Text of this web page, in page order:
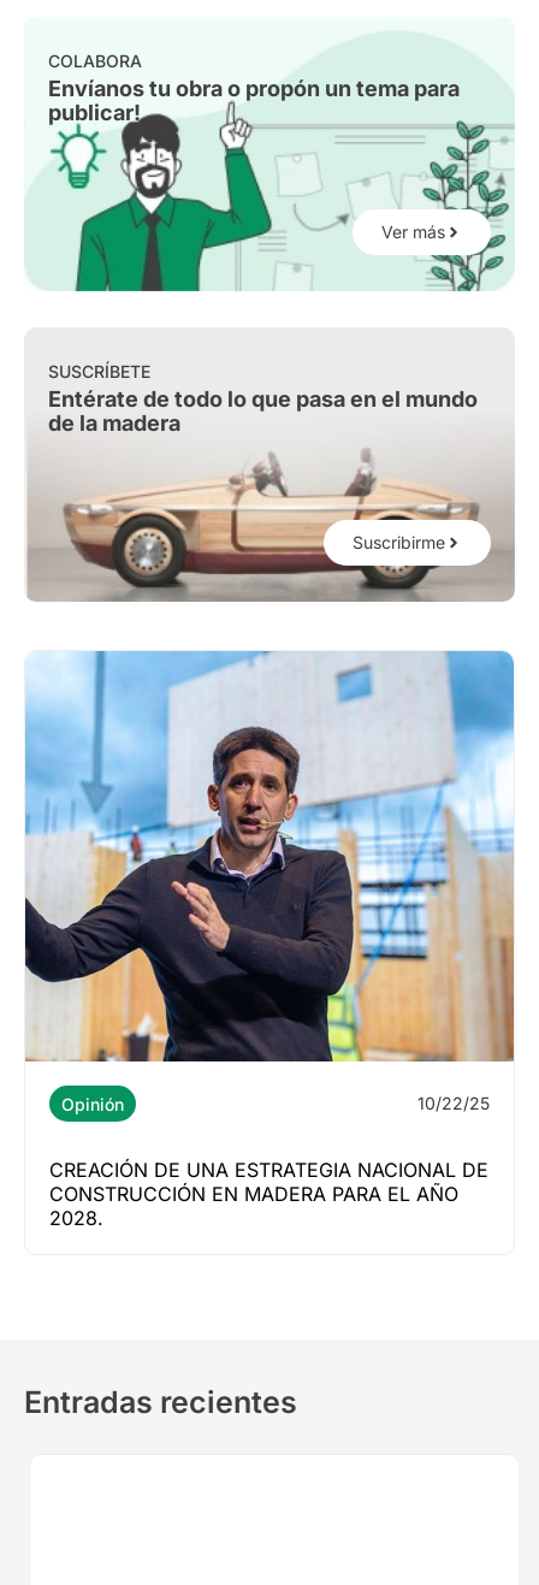
COLABORA
Envíanos tu obra o propón un tema para
publicar!
Ver más
SUSCRÍBETE
Entérate de todo lo que pasa en el mundo
de la madera
Suscribirme
Opinión 10/22/25
CREACIÓN DE UNA ESTRATEGIA NACIONAL DE
CONSTRUCCIÓN EN MADERA PARA EL AÑO
2028.
Entradas recientes